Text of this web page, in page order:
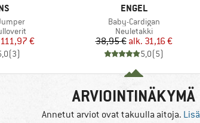
hinta
111,97 €
(3)
MERKKI
ENGEL
Tuote
Baby-Cardigan
Tuoteryhmä
Neuletakki
Hinta
38,95 € Alennettu hinta
alk. 31,16 €
5,0(5)
ARVIOINTINÄKYMÄ
Annetut arviot ovat takuulla aitoja.